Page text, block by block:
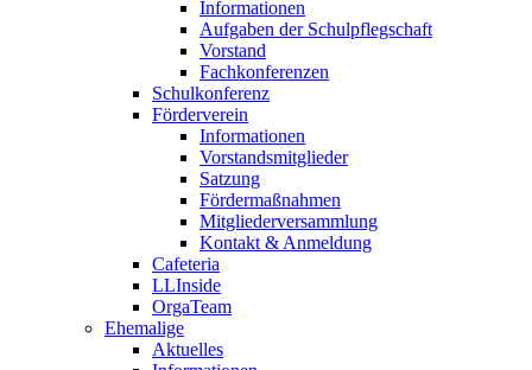
Informationen
Aufgaben der Schulpflegschaft
Vorstand
Fachkonferenzen
Schulkonferenz
Förderverein
Informationen
Vorstandsmitglieder
Satzung
Fördermaßnahmen
Mitgliederversammlung
Kontakt & Anmeldung
Cafeteria
LLInside
OrgaTeam
Ehemalige
Aktuelles